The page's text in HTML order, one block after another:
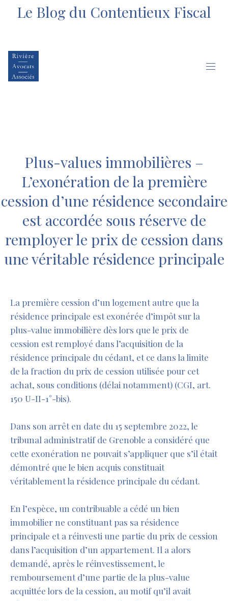
Le Blog du Contentieux Fiscal
Plus-values immobilières –
L’exonération de la première
cession d’une résidence secondaire
est accordée sous réserve de
remployer le prix de cession dans
une véritable résidence principale
La première cession d’un logement autre que la
résidence principale est exonérée d’impôt sur la
plus-value immobilière dès lors que le prix de
cession est remployé dans l’acquisition de la
résidence principale du cédant, et ce dans la limite
de la fraction du prix de cession utilisée pour cet
achat, sous conditions (délai notamment) (CGI, art.
150 U-II-1°-bis).
Dans son arrêt en date du 15 septembre 2022, le
tribunal administratif de Grenoble a considéré que
cette exonération ne pouvait s’appliquer que s’il était
démontré que le bien acquis constituait
véritablement la résidence principale du cédant.
En l’espèce, un contribuable a cédé un bien
immobilier ne constituant pas sa résidence
principale et a réinvesti une partie du prix de cession
dans l’acquisition d’un appartement. Il a alors
demandé, après le réinvestissement, le
remboursement d’une partie de la plus-value
acquittée lors de la cession, au motif qu’il avait